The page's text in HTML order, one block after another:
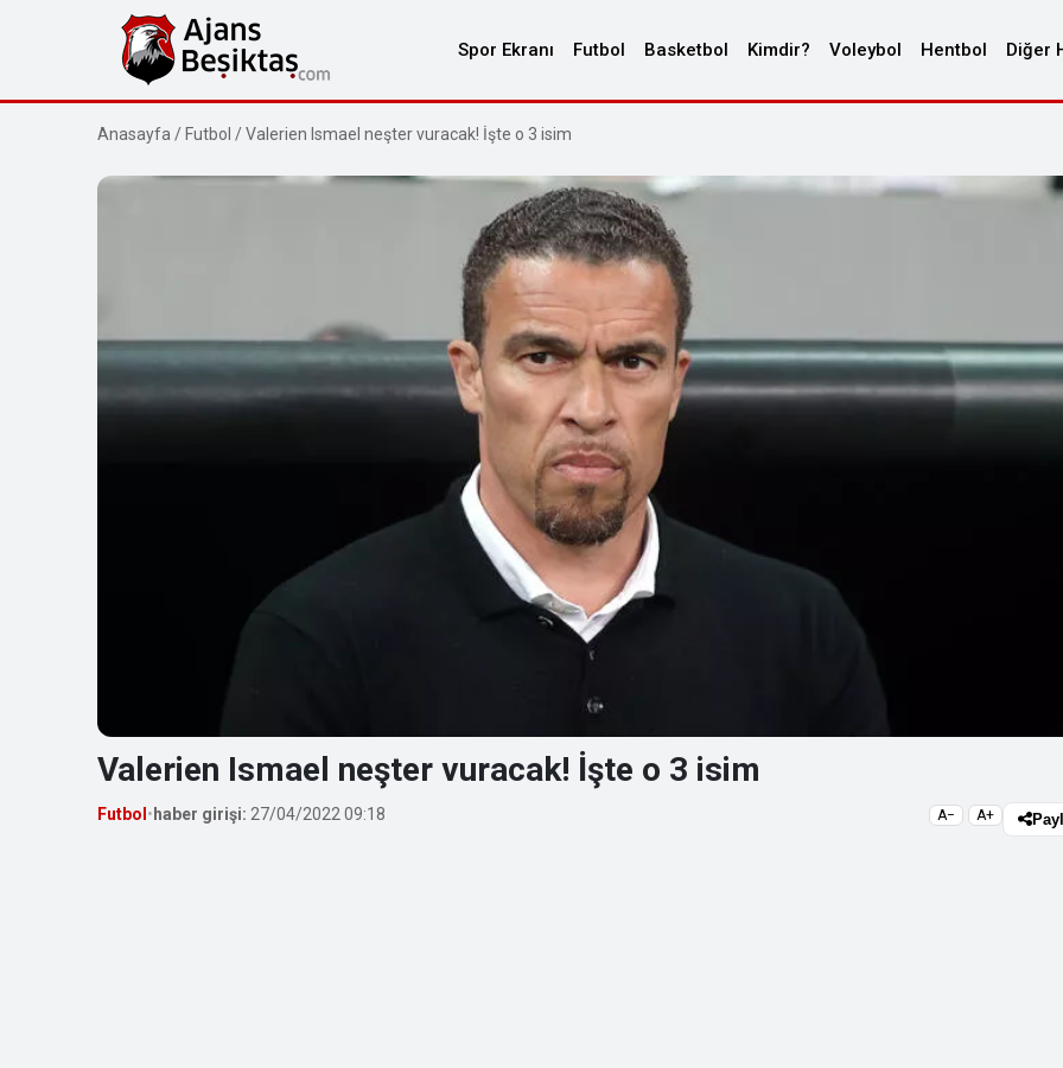
Spor Ekranı Futbol Basketbol Kimdir? Voleybol Hentbol Diğer
Anasayfa / Futbol /Valerien Ismael neşter vuracak! İşte o 3 isim
Valerien Ismael neşter vuracak! İşte o 3 isim
Futbol • haber girişi: 27/04/2022 09:18 A− A+